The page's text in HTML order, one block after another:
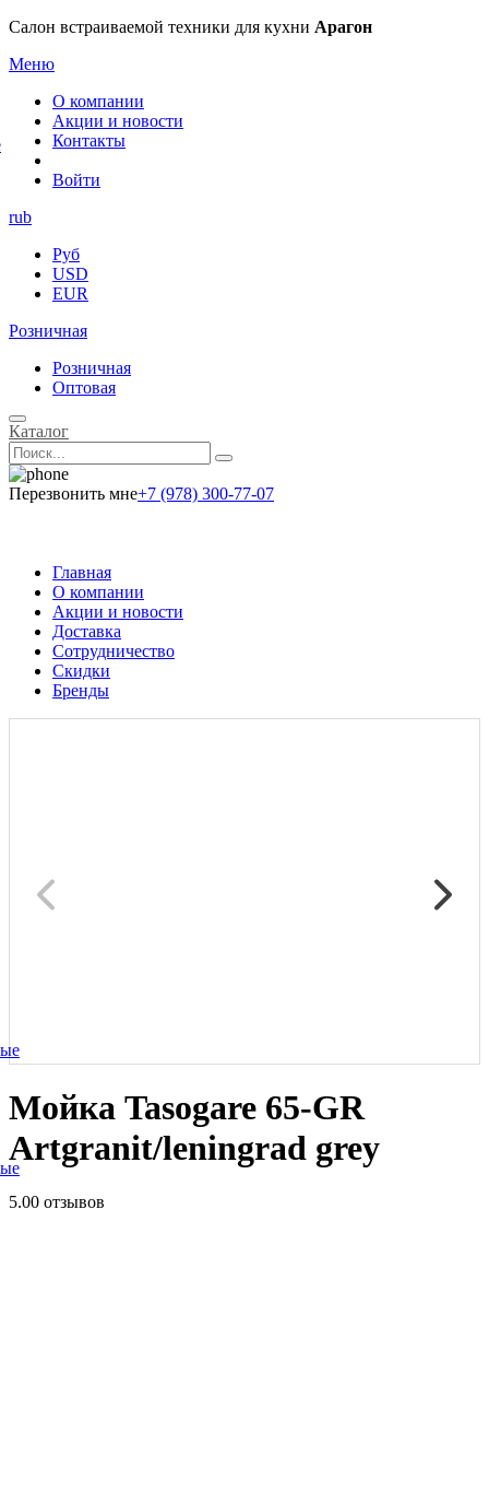
Салон встраиваемой техники для кухни Арагон
Меню
О компании
Акции и новости
Контакты
Войти
rub
Руб
USD
EUR
Розничная
Розничная
Оптовая
Каталог
Перезвонить мне+7 (978) 300-77-07
Главная
О компании
Акции и новости
Доставка
Сотрудничество
Скидки
Бренды
Мойка Tasogare 65-GR
Artgranit/leningrad grey
5.00 отзывов